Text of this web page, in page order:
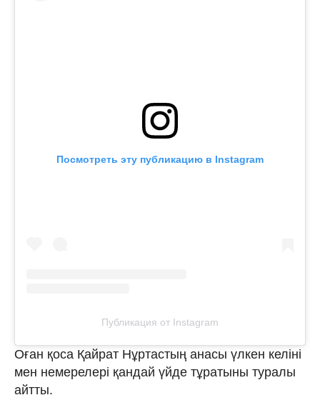
Посмотреть эту публикацию в Instagram
Публикация от Instagram
Оған қоса Қайрат Нұртастың анасы үлкен келіні
мен немерелері қандай үйде тұратыны туралы
айтты.